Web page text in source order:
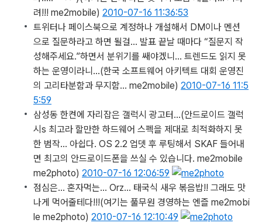
려!!! me2mobile) 2010-07-16 11:36:53
트위터나 페이스북으로 계정하나 개설해서 DM이나 멘션
으로 질문하라고 하면 될걸… 발표 끝날 때마다 “질문지 작
성해주세요.”하면서 분위기를 쌔야겠니… 트렌드도 읽지 못
하는 운영이라니…(한국 소프트웨어 아키텍트 대회 운영진
의 고리타분함과 무지함... me2mobile) 2010-07-16 11:5
5:59
삼성동 한켠에 자리잡은 갤럭시 광고터…(안드로이드 갤럭
시s 최고라 할만한 하드웨어 스펙을 제대로 최적화하지 못
한 범작... 아쉽다. OS 2.2 업뎃 후 루팅해서 SKAF 들어내
면 최고의 안드로이드폰을 쓰실 수 있습니다. me2mobile
me2photo) 2010-07-16 12:06:59
점심은… 혼자먹는… Orz… 태국식 새우 볶음밥!! 그래도 맛
나게 먹어줄테다!!!(여기는 풀무원 경영하는 엔즐 me2mobi
le me2photo) 2010-07-16 12:10:49